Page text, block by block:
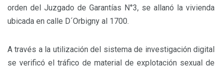
orden del Juzgado de Garantías N°3, se allanó la vivienda
ubicada en calle D´Orbigny al 1700.
A través a la utilización del sistema de investigación digital
se verificó el tráfico de material de explotación sexual de